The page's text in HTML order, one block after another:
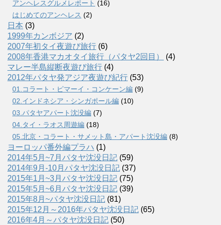
アンヘレスグルメレポート (16)
はじめてのアンヘレス (2)
日本 (3)
1999年カンボジア (2)
2007年初タイ夜遊び旅行 (6)
2008年香港マカオタイ旅行（パタヤ2回目）
(4)
マレー半島縦断夜遊び旅行 (4)
2012年パタヤ発アジア夜遊び紀行 (53)
01.コラート・ピマーイ・コンケーン編 (9)
02.インドネシア・シンガポール編 (10)
03.パタヤアパート沈没編 (7)
04.タイ・ラオス周遊編 (18)
05.北京・コラート・サメット島・アパート沈没編 (8)
ヨーロッパ番外編プラハ (1)
2014年5月~7月パタヤ沈没日記 (59)
2014年9月-10月パタヤ沈没日記 (37)
2015年1月~3月パタヤ沈没日記 (75)
2015年5月~6月パタヤ沈没日記 (39)
2015年8月~パタヤ沈没日記 (81)
2015年12月～2016年パタヤ沈没日記 (65)
2016年4月～パタヤ沈没日記 (50)